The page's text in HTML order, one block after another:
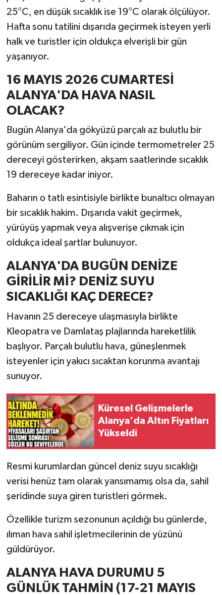
25°C, en düşük sıcaklık ise 19°C olarak ölçülüyor.
Hafta sonu tatilini dışarıda geçirmek isteyen yerli
halk ve turistler için oldukça elverişli bir gün
yaşanıyor.
16 MAYIS 2026 CUMARTESİ
ALANYA'DA HAVA NASIL
OLACAK?
Bugün Alanya'da gökyüzü parçalı az bulutlu bir
görünüm sergiliyor. Gün içinde termometreler 25
dereceyi gösterirken, akşam saatlerinde sıcaklık
19 dereceye kadar iniyor.
Baharın o tatlı esintisiyle birlikte bunaltıcı olmayan
bir sıcaklık hakim. Dışarıda vakit geçirmek,
yürüyüş yapmak veya alışverişe çıkmak için
oldukça ideal şartlar bulunuyor.
ALANYA'DA BUGÜN DENİZE
GİRİLİR Mİ? DENİZ SUYU
SICAKLIĞI KAÇ DERECE?
Havanın 25 dereceye ulaşmasıyla birlikte
Kleopatra ve Damlataş plajlarında hareketlilik
başlıyor. Parçalı bulutlu hava, güneşlenmek
isteyenler için yakıcı sıcaktan korunma avantajı
sunuyor.
Küresel Gelişmelerle
Alanya'da Altın Fiyatları
Yükseldi
Resmi kurumlardan güncel deniz suyu sıcaklığı
verisi henüz tam olarak yansımamış olsa da, sahil
şeridinde suya giren turistleri görmek.
Özellikle turizm sezonunun açıldığı bu günlerde,
ılıman hava sahil işletmecilerinin de yüzünü
güldürüyor.
ALANYA HAVA DURUMU 5
GÜNLÜK TAHMİN (17-21 MAYIS